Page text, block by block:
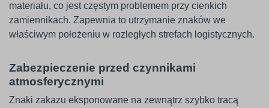
materiału, co jest częstym problemem przy cienkich
zamiennikach. Zapewnia to utrzymanie znaków we
właściwym położeniu w rozległych strefach logistycznych.
Zabezpieczenie przed czynnikami
atmosferycznymi
Znaki zakazu eksponowane na zewnątrz szybko tracą